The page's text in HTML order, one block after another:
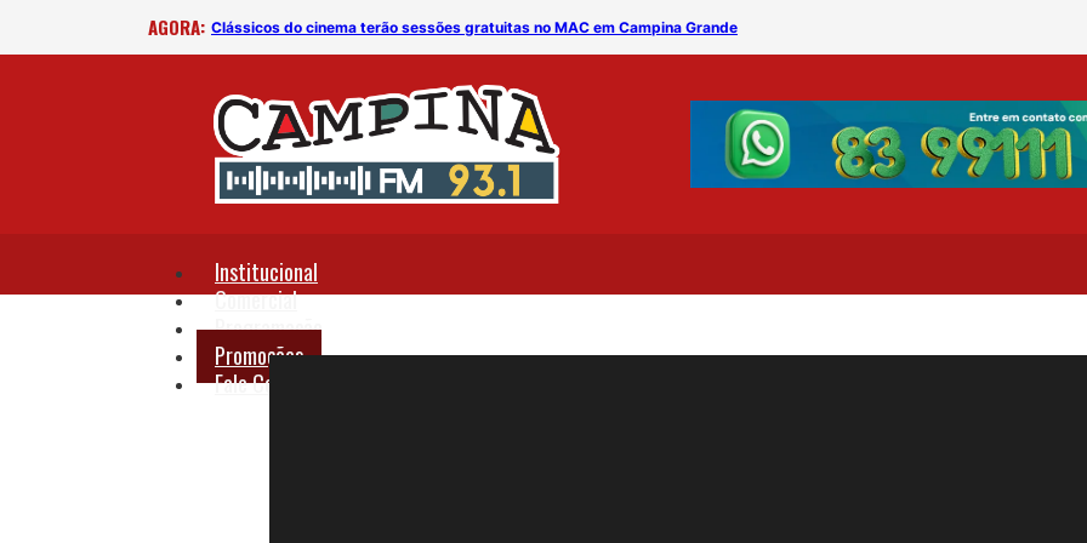
AGORA: Clássicos do cinema terão sessões gratuitas no MAC em Campina Grande The Vintage e Banda
Institucional
Comercial
Programação
Promoções
Fale Conosco